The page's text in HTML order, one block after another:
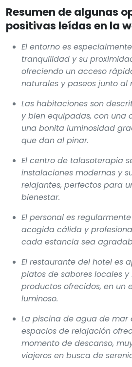
Resumen de algunas
positivas leídas en la
El entorno es
tranquilidad y su
ofreciendo un acceso
naturales y paseos junto al
Las habitaciones son
y bien equipadas, con una
una bonita luminosidad
que dan al pinar.
El centro de talasoterapia
instalaciones modernas y
relajantes, perfectos para
bienestar.
El personal es
acogida cálida y
cada estancia sea
El restaurante del hotel es
platos de sabores locales
productos ofrecidos, en un
luminoso.
La piscina de agua de mar
espacios de relajación
momento de descanso,
viajeros en busca de